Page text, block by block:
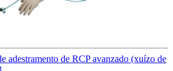
adestramento de RCP avanzado (xuízo de